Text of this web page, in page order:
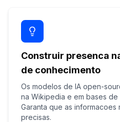
Construir presenca
de conhecimento
Os modelos de IA open-
na Wikipedia e em bases
Garanta que as informacoes
precisas.